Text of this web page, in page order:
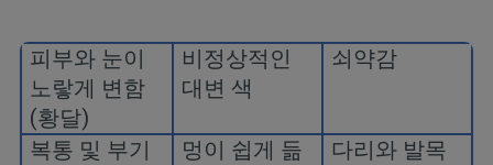
피부와 눈이
노랗게 변함
(황달)
비정상적인
대변 색
쇠약감
복통 및 부기 멍이 쉽게 듦
다리와 발목